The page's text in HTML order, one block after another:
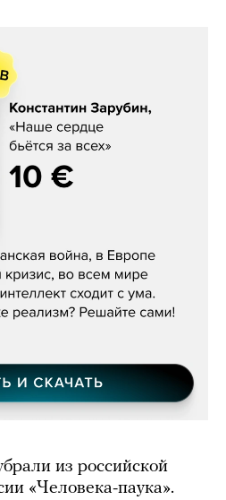
«Наше сердце
из российской
«Человека-паука».